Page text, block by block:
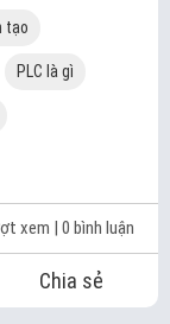
tạo
PLC là gì
xem | 0 bình luận
Chia sẻ